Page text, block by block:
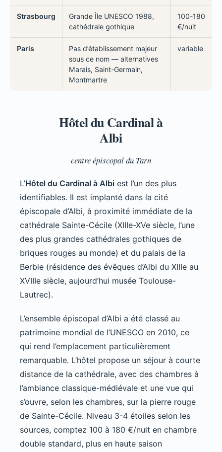
Strasbourg
Grande Île UNESCO 1988,
cathédrale gothique
100-180
€/nuit
Paris
Pas d’établissement majeur
sous ce nom — alternatives
Marais, Saint-Germain,
Montmartre
variable
Hôtel du Cardinal à
Albi
centre épiscopal du Tarn
L’Hôtel du Cardinal à Albi est l’un des plus
identifiables. Il est implanté dans la cité
épiscopale d’Albi, à proximité immédiate de la
cathédrale Sainte-Cécile (XIIIe-XVe siècle, l’une
des plus grandes cathédrales gothiques de
briques rouges au monde) et du palais de la
Berbie (résidence des évêques d’Albi du XIIIe au
XVIIIe siècle, aujourd’hui musée Toulouse-
Lautrec).
L’ensemble épiscopal d’Albi a été classé au
patrimoine mondial de l’UNESCO en 2010, ce
qui rend l’emplacement particulièrement
remarquable. L’hôtel propose un séjour à courte
distance de la cathédrale, avec des chambres à
l’ambiance classique-médiévale et une vue qui
s’ouvre, selon les chambres, sur la pierre rouge
de Sainte-Cécile. Niveau 3-4 étoiles selon les
sources, comptez 100 à 180 €/nuit en chambre
double standard, plus en haute saison